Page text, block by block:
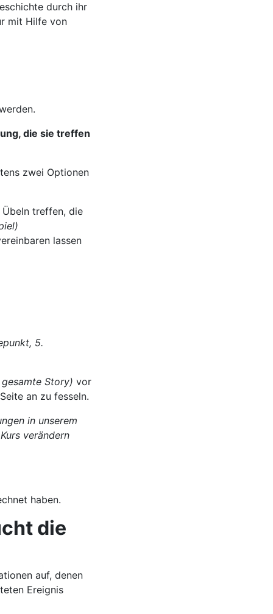
durch ihr
mit Hilfe von
die sie treffen
zwei Optionen
Übeln treffen, die
lassen
5.
Story) vor
an zu fesseln.
in unserem
verändern
die
auf, denen
Ereignis